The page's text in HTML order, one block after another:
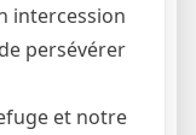
intercession
persévérer
et notre